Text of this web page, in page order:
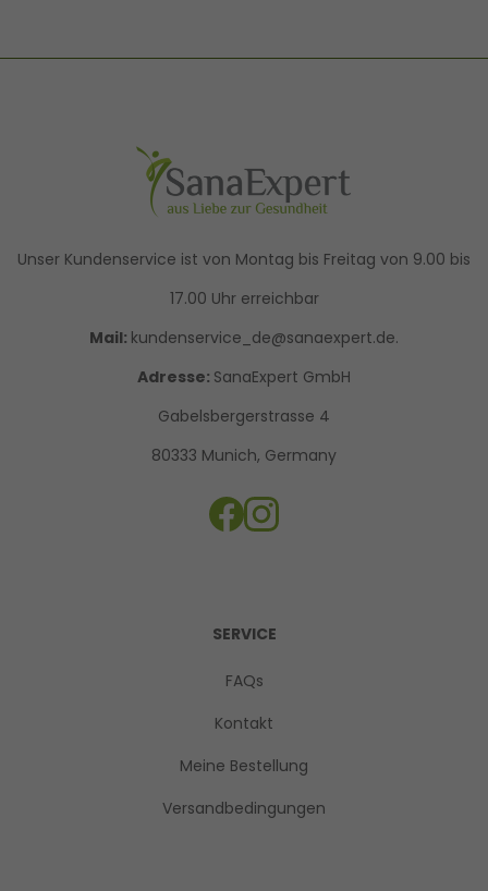
Unser Kundenservice ist von Montag bis Freitag von 9.00 bis
17.00 Uhr erreichbar
Mail: kundenservice_de@sanaexpert.de.
Adresse: SanaExpert GmbH
Gabelsbergerstrasse 4
80333 Munich, Germany
SERVICE
FAQs
Kontakt
Meine Bestellung
Versandbedingungen